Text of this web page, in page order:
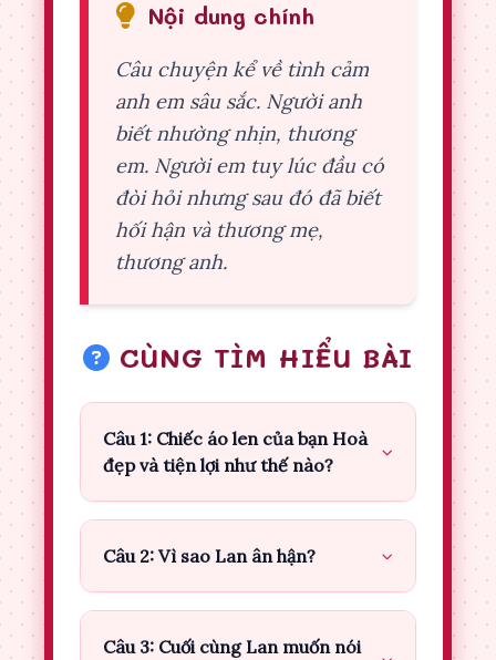
Nội dung chính
Câu chuyện kể về tình cảm
anh em sâu sắc. Người anh
biết nhường nhịn, thương
em. Người em tuy lúc đầu có
đòi hỏi nhưng sau đó đã biết
hối hận và thương mẹ,
thương anh.
CÙNG TÌM HIỂU BÀI
Câu 1: Chiếc áo len của bạn Hoà
đẹp và tiện lợi như thế nào?
Câu 2: Vì sao Lan ân hận?
Câu 3: Cuối cùng Lan muốn nói